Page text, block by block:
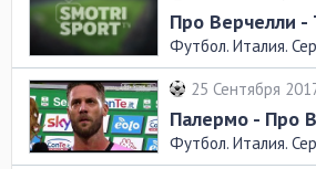
Футбол. Италия.
25 Сентября
Футбол. Италия.